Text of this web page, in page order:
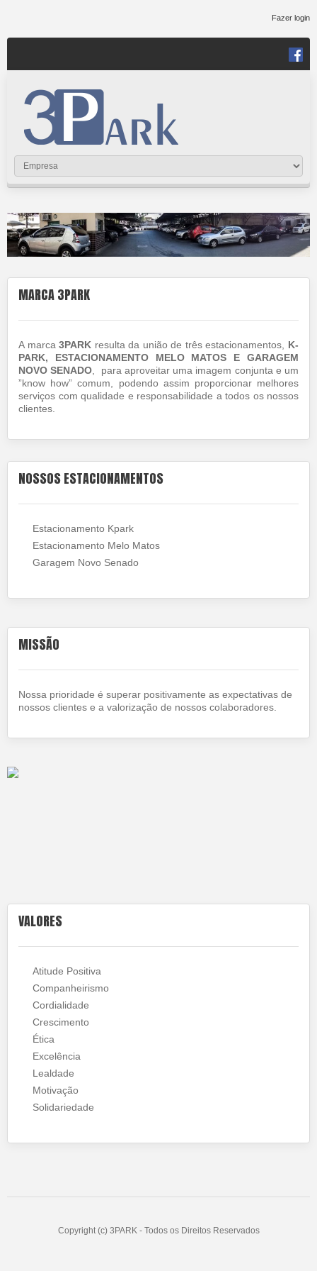
Fazer login
MARCA 3PARK
A marca3PARK resulta da união de três estacionamentos, K-
PARK, ESTACIONAMENTO MELO MATOS E GARAGEM
NOVO SENADO , para aproveitar uma imagem conjunta e um
”know how” comum, podendo assim proporcionar melhores
serviços com qualidade e responsabilidade a todos os nossos
clientes.
NOSSOS ESTACIONAMENTOS
Estacionamento Kpark
Estacionamento Melo Matos
Garagem Novo Senado
MISSÃO
Nossa prioridade é superar positivamente as expectativas de
nossos clientes e a valorização de nossos colaboradores.
VALORES
Atitude Positiva
Companheirismo
Cordialidade
Crescimento
Ética
Excelência
Lealdade
Motivação
Solidariedade
Copyright (c) 3PARK - Todos os Direitos Reservados